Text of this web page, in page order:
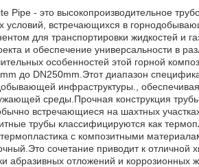
Pipe - это высокопроизводительное
условий, встречающихся в
для транспортировки жидкостей и
и обеспечение универсальности в
особенностей этой горной
до DN250mm.Этот диапазон
инфраструктуры.,
среды.Прочная конструкция
встречающиеся на шахтных
трубы классифицируются как
с композитными
сочетание приводит к отличной
абразивных отложений и